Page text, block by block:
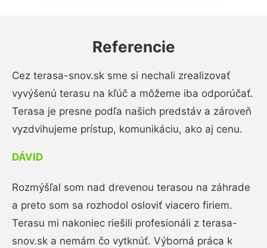
Referencie
Cez terasa-snov.sk sme si nechali zrealizovať
vyvýšenú terasu na kľúč a môžeme iba odporúčať.
Terasa je presne podľa našich predstáv a zároveň
vyzdvihujeme prístup, komunikáciu, ako aj cenu.
DÁVID
Rozmýšľal som nad drevenou terasou na záhrade
a preto som sa rozhodol osloviť viacero firiem.
Terasu mi nakoniec riešili profesionáli z terasa-
snov.sk a nemám čo vytknúť. Výborná práca k